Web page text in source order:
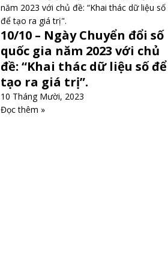
10/10 – Ngày Chuyển đổi số
quốc gia năm 2023 với chủ
đề: “Khai thác dữ liệu số để
tạo ra giá trị”.
10 Tháng Mười, 2023
Đọc thêm »